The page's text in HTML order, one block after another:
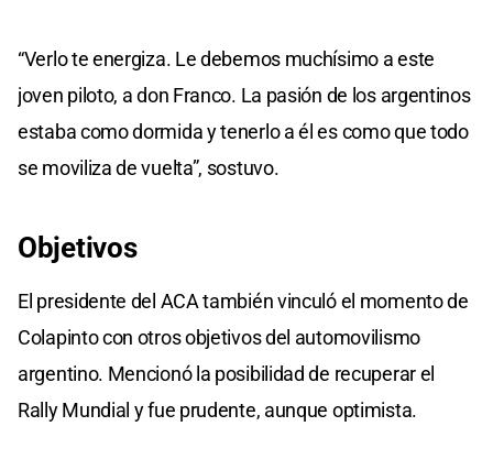
“Verlo te energiza. Le debemos muchísimo a este
joven piloto, a don Franco. La pasión de los argentinos
estaba como dormida y tenerlo a él es como que todo
se moviliza de vuelta”, sostuvo.
Objetivos
El presidente del ACA también vinculó el momento de
Colapinto con otros objetivos del automovilismo
argentino. Mencionó la posibilidad de recuperar el
Rally Mundial y fue prudente, aunque optimista.